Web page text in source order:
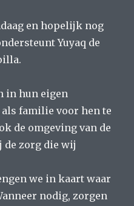
en hopelijk nog
Yuyaq de
in hun eigen
familie voor hen te
de omgeving van de
de zorg die wij
we in kaart waar
nodig, zorgen